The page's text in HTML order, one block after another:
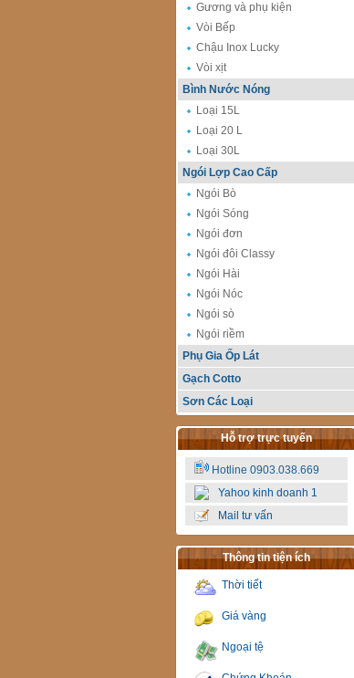
Gương và phụ kiện
Vòi Bếp
Chậu Inox Lucky
Vòi xịt
Bình Nước Nóng
Loại 15L
Loại 20 L
Loại 30L
Ngói Lợp Cao Cấp
Ngói Bò
Ngói Sóng
Ngói đơn
Ngói đôi Classy
Ngói Hài
Ngói Nóc
Ngói sò
Ngói riềm
Phụ Gia Ốp Lát
Gạch Cotto
Sơn Các Loại
Hỗ trợ trực tuyến
Hotline 0903.038.669
Yahoo kinh doanh 1
Mail tư vấn
Thông tin tiện ích
Thời tiết
Giá vàng
Ngoại tệ